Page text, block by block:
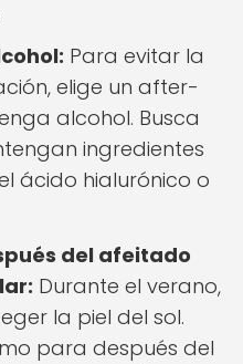
Para evitar la
elige un after-
alcohol. Busca
ingredientes
ácido hialurónico o
del afeitado
Durante el verano,
la piel del sol.
para después del